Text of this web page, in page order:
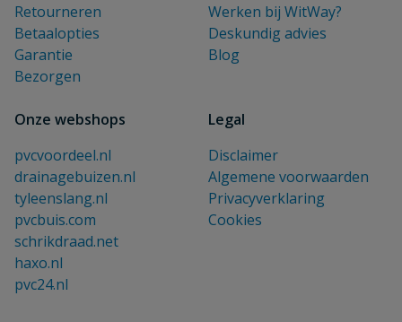
Retourneren
Betaalopties
Garantie
Bezorgen
Werken bij WitWay?
Deskundig advies
Blog
Onze webshops
pvcvoordeel.nl
drainagebuizen.nl
tyleenslang.nl
pvcbuis.com
schrikdraad.net
haxo.nl
pvc24.nl
Legal
Disclaimer
Algemene voorwaarden
Privacyverklaring
Cookies